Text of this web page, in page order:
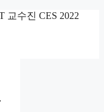
교수진 CES 2022